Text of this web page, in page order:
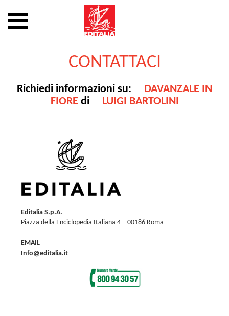
Mostra
o
CONTATTACI
Richiedi informazioni su:
DAVANZALE IN
FIORE di LUIGI BARTOLINI
Editalia S.p.A.
Piazza della Enciclopedia Italiana 4 – 00186 Roma
EMAIL
Info@editalia.it